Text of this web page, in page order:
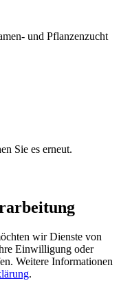
und Pflanzenzucht
Sie es erneut.
wir Dienste von
Einwilligung oder
Weitere Informationen
.